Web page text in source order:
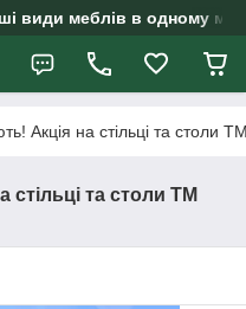
види меблів в одному
Акція на стільці та столи
стільці та столи ТМ